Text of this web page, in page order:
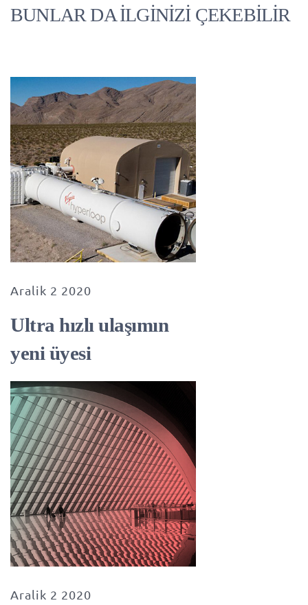
BUNLAR DA İLGİNİZİ ÇEKEBİLİR
Aralik 2 2020
Ultra hızlı ulaşımın
yeni üyesi
Aralik 2 2020